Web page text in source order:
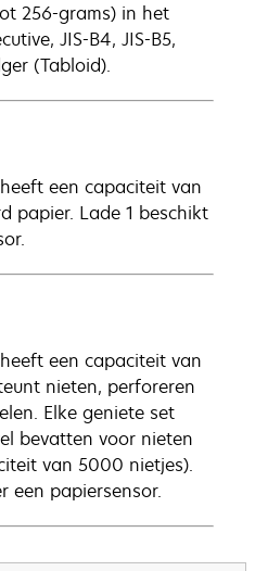
256-grams) in het
JIS-B4, JIS-B5,
(Tabloid).
een capaciteit van
papier. Lade 1 beschikt
een capaciteit van
nieten, perforeren
Elke geniete set
bevatten voor nieten
van 5000 nietjes).
een papiersensor.